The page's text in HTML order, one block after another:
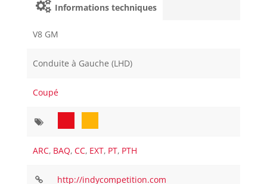
Informations techniques
V8 GM
Conduite à Gauche (LHD)
Coupé
ARC, BAQ, CC, EXT, PT, PTH
http://indycompetition.com